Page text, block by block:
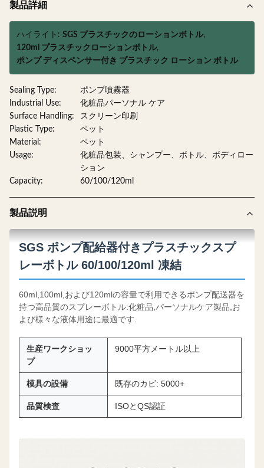
製品詳細
ハイライト: SGS プラスチックのローションボトル,
120ml プラスチックローションボトル,
ポンプ ディスペンサー付き プラスチック ローション ボトル
Sealing Type:
ポンプ噴霧器
Industrial Use:
化粧品パーソナル ケア
Surface Handling:
スクリーン印刷
Plastic Type:
ペット
Material:
ペット
Usage:
化粧品包装、シャンプー、ボトル、ボディロー
ション
Capacity:
60/100/120ml
製品説明
SGS ポンプ配給器付きプラスチックスプ
レーボトル 60/100/120ml 凍結
60ml,100ml,および120mlの容量で利用できるポンプ配送器を
持つ高品質のスプレーボトル.化粧品,パーソナルケア製品,お
よび様々な液体用途に最適です.
生産ワークショッ
プ
9000平方メートル以上
模具の設備 既存のカビ: 5000+
品質検査 ISOとQS認証